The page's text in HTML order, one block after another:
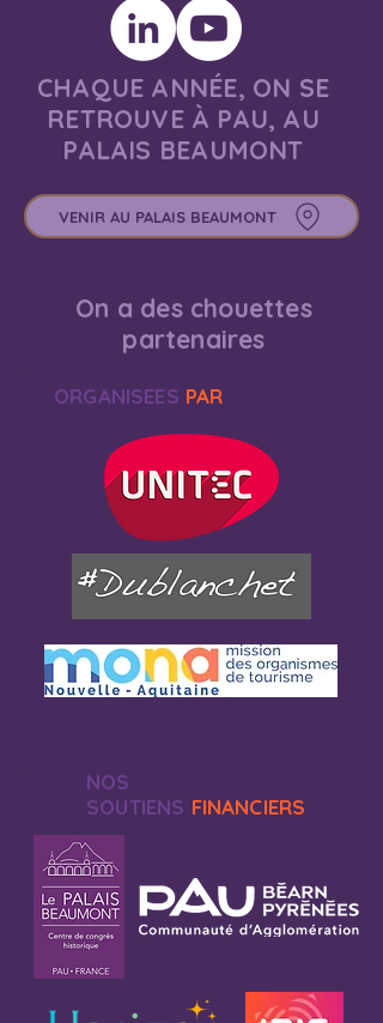
CHAQUE ANNÉE, ON SE
RETROUVE À PAU, AU
PALAIS BEAUMONT
VENIR AU PALAIS BEAUMONT
On a des chouettes
partenaires
ORGANISEES PAR
NOS
SOUTIENS FINANCIERS